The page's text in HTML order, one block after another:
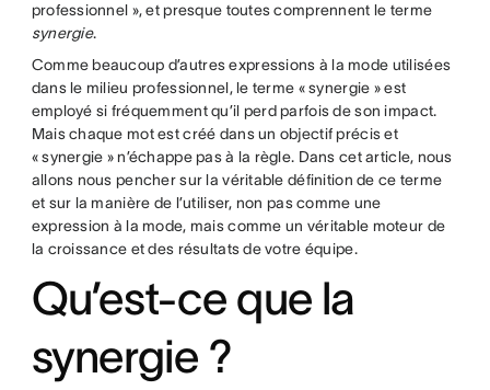
professionnel », et presque toutes comprennent le terme
synergie.
Comme beaucoup d’autres expressions à la mode utilisées
dans le milieu professionnel, le terme « synergie » est
employé si fréquemment qu’il perd parfois de son impact.
Mais chaque mot est créé dans un objectif précis et
« synergie » n’échappe pas à la règle. Dans cet article, nous
allons nous pencher sur la véritable définition de ce terme
et sur la manière de l’utiliser, non pas comme une
expression à la mode, mais comme un véritable moteur de
la croissance et des résultats de votre équipe.
Qu’est-ce que la
synergie ?